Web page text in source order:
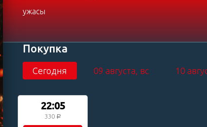
ужасы
Покупка
Сегодня 09 августа, вс 10
22:05
330 Р